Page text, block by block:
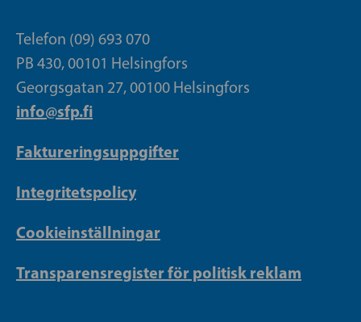
Telefon (09) 693 070
PB 430, 00101 Helsingfors
Georgsgatan 27, 00100 Helsingfors
info@sfp.fi
Faktureringsuppgifter
Integritetspolicy
Cookieinställningar
Transparensregister för politisk reklam